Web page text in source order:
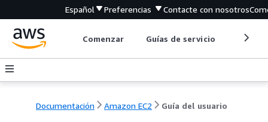
Español Preferencias Contacte con nosotros
Comenzar Guías de servicio
Documentación Amazon EC2 Guía del usuario